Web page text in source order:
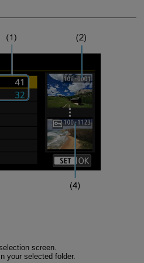
screen.
your selected folder.